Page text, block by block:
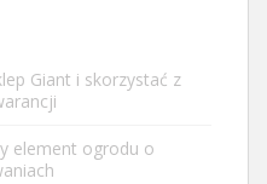
Giant i skorzystać z
element ogrodu o